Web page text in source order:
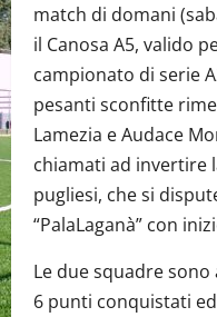
match di domani
il Canosa A5, valido
campionato di serie
pesanti sconfitte
Lamezia e Audace
chiamati ad invertire
pugliesi, che si
“PalaLaganà” con
Le due squadre
6 punti conquistati